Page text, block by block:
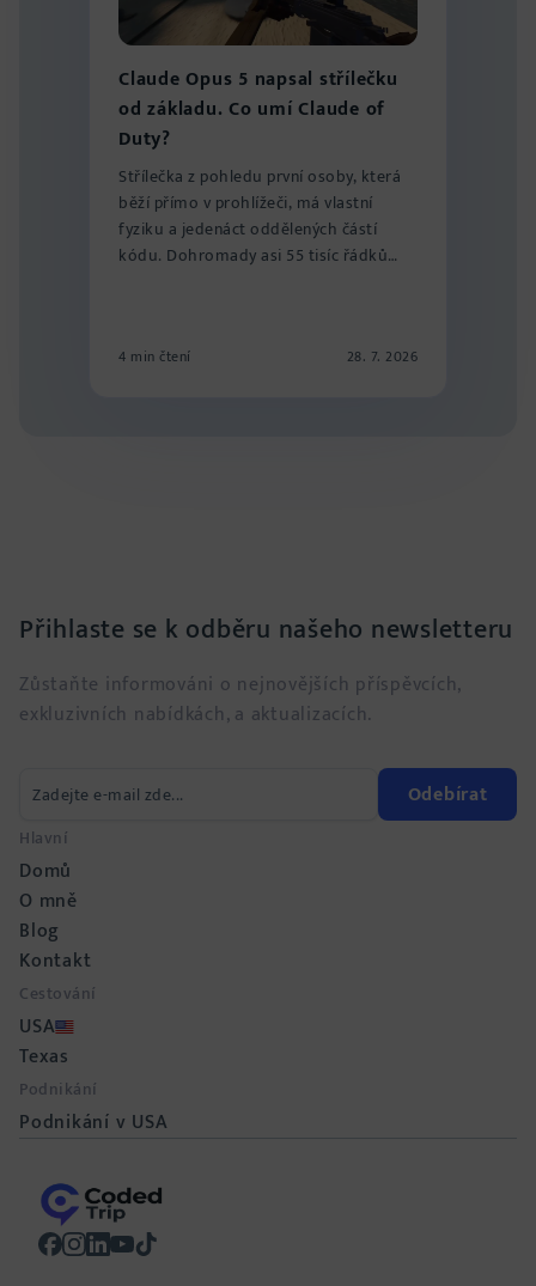
Claude Opus 5 napsal střílečku
od základu. Co umí Claude of
Duty?
Střílečka z pohledu první osoby, která
běží přímo v prohlížeči, má vlastní
fyziku a jedenáct oddělených částí
kódu. Dohromady asi 55 tisíc řádků
4 min čtení 28. 7. 2026
Hlavní
Domů
O mně
Blog
Kontakt
Cestování
USA
Texas
Podnikání
Podnikání v USA
Přihlaste se k odběru našeho newsletteru
Zůstaňte informováni o nejnovějších příspěvcích,
exkluzivních nabídkách, a aktualizacích.
Odebírat